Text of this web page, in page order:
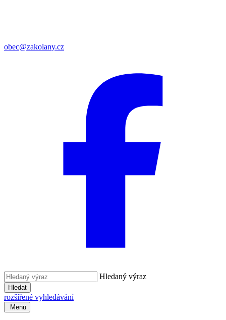
obec@zakolany.cz
Hledaný výraz
Hledat
rozšířené vyhledávání
Menu